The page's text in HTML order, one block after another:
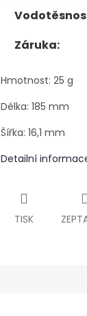
Záruka:
Hmotnost: 25 g
Délka: 185 mm
Šířka: 16,1 mm
Detailní
TISK